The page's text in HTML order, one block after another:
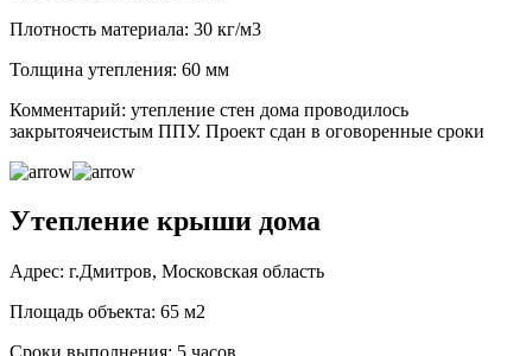
Плотность материала: 30 кг/м3
Толщина утепления: 60 мм
Комментарий: утепление стен дома проводилось
закрытоячеистым ППУ. Проект сдан в оговоренные сроки
Утепление крыши дома
Адрес: г.Дмитров, Московская область
Площадь объекта: 65 м2